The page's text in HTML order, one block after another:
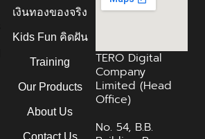
เงินทองของจริง
Kids Fun คิดฝัน
Training
Our Products
About Us
Contact Us
TERO Digital
Company
Limited (Head
Office)
No. 54, B.B.